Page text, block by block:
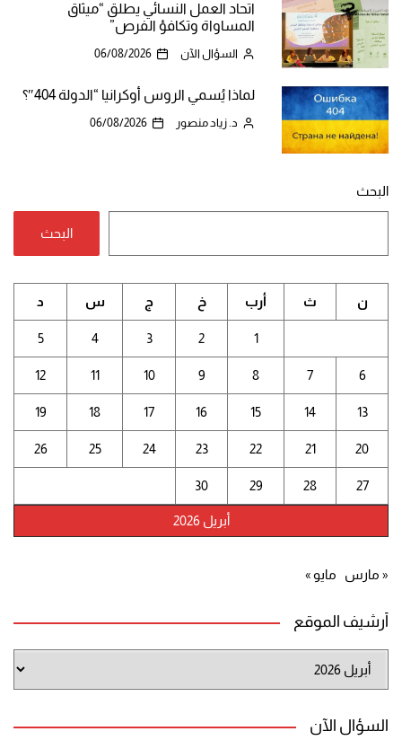
اتحاد العمل النسائي يطلق “ميثاق
المساواة وتكافؤ الفرص”
السؤال الآن 06/08/2026
لماذا يُسمي الروس أوكرانيا “الدولة 404″؟
د. زياد منصور 06/08/2026
البحث
البحث
أبريل 2026
ن ث أرب خ ج س د
1
2
3
4
5
6
7
8
9
10
11
12
13
14
15
16
17
18
19
20
21
22
23
24
25
26
27
28
29
30
« مارس مايو »
أرشيف الموقع
أرشيف
الموقع
السؤال الآن